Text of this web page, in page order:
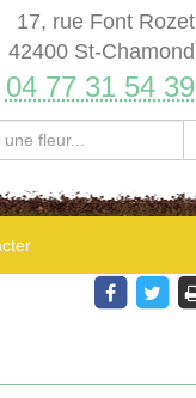
17, rue Font Rozet
42400 St-Chamond
04 77 31 54 39